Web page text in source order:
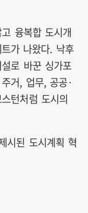
융복합 도시개
가 나왔다. 낙후
로 바꾼 싱가포
거, 업무, 공공·
턴처럼 도시의
시된 도시계획 혁